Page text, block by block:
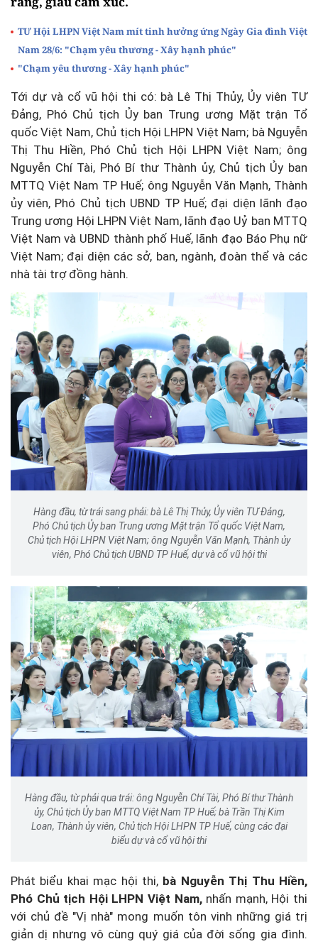
TƯ Hội LHPN Việt Nam mít tinh hưởng ứng Ngày Gia đình Việt
Nam 28/6: "Chạm yêu thương - Xây hạnh phúc"
"Chạm yêu thương - Xây hạnh phúc"
Tới dự và cổ vũ hội thi có: bà Lê Thị Thủy, Ủy viên TƯ
Đảng, Phó Chủ tịch Ủy ban Trung ương Mặt trận Tổ
quốc Việt Nam, Chủ tịch Hội LHPN Việt Nam; bà Nguyễn
Thị Thu Hiền, Phó Chủ tịch Hội LHPN Việt Nam; ông
Nguyễn Chí Tài, Phó Bí thư Thành ủy, Chủ tịch Ủy ban
MTTQ Việt Nam TP Huế; ông Nguyễn Văn Mạnh, Thành
ủy viên, Phó Chủ tịch UBND TP Huế; đại diện lãnh đạo
Trung ương Hội LHPN Việt Nam, lãnh đạo Uỷ ban MTTQ
Việt Nam và UBND thành phố Huế, lãnh đạo Báo Phụ nữ
Việt Nam; đại diện các sở, ban, ngành, đoàn thể và các
nhà tài trợ đồng hành.
Hàng đầu, từ trái sang phải: bà Lê Thị Thủy, Ủy viên TƯ Đảng,
Phó Chủ tịch Ủy ban Trung ương Mặt trận Tổ quốc Việt Nam,
Chủ tịch Hội LHPN Việt Nam; ông Nguyễn Văn Mạnh, Thành ủy
viên, Phó Chủ tịch UBND TP Huế, dự và cổ vũ hội thi
Hàng đầu, từ phải qua trái: ông Nguyễn Chí Tài, Phó Bí thư Thành
ủy, Chủ tịch Ủy ban MTTQ Việt Nam TP Huế; bà Trần Thị Kim
Loan, Thành ủy viên, Chủ tịch Hội LHPN TP Huế, cùng các đại
biểu dự và cổ vũ hội thi
Phát biểu khai mạc hội thi, bà Nguyễn Thị Thu Hiền,
Phó Chủ tịch Hội LHPN Việt Nam, nhấn mạnh, Hội thi
với chủ đề "Vị nhà" mong muốn tôn vinh những giá trị
giản dị nhưng vô cùng quý giá của đời sống gia đình.